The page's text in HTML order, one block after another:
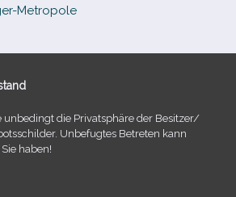
Metropole
unbe­dingt die Privatsphäre der Besitzer/​
Unbefugtes Betreten kann
haben!